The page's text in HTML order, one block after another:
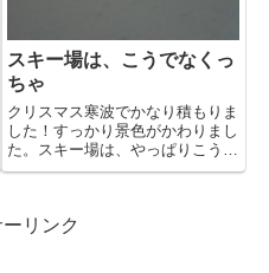
スキー場は、こうでなくっ
ちゃ
クリスマス寒波でかなり積もりま
した！すっかり景色がかわりまし
た。スキー場は、やっぱりこうで
なくっちゃね。 25日はほぼ...
リンク